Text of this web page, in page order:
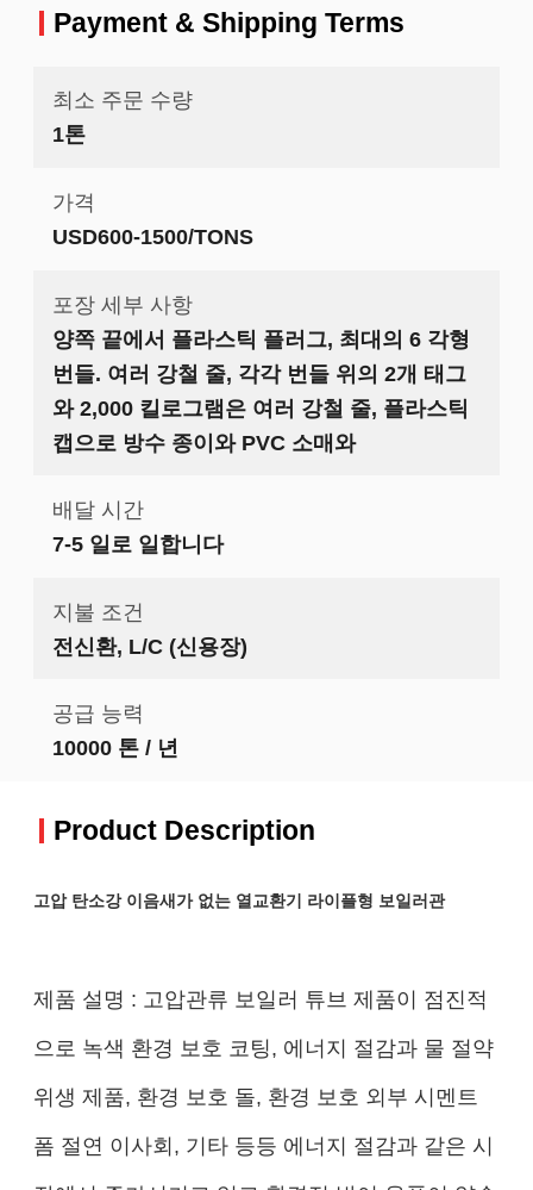
Payment & Shipping Terms
최소 주문 수량
1톤
가격
USD600-1500/TONS
포장 세부 사항
양쪽 끝에서 플라스틱 플러그, 최대의 6 각형
번들. 여러 강철 줄, 각각 번들 위의 2개 태그
와 2,000 킬로그램은 여러 강철 줄, 플라스틱
캡으로 방수 종이와 PVC 소매와
배달 시간
7-5 일로 일합니다
지불 조건
전신환, L/C (신용장)
공급 능력
10000 톤 / 년
Product Description
고압 탄소강 이음새가 없는 열교환기 라이플형 보일러관
제품 설명 : 고압관류 보일러 튜브 제품이 점진적
으로 녹색 환경 보호 코팅, 에너지 절감과 물 절약
위생 제품, 환경 보호 돌, 환경 보호 외부 시멘트
폼 절연 이사회, 기타 등등 에너지 절감과 같은 시